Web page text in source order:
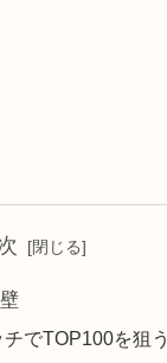
でTOP100を狙う